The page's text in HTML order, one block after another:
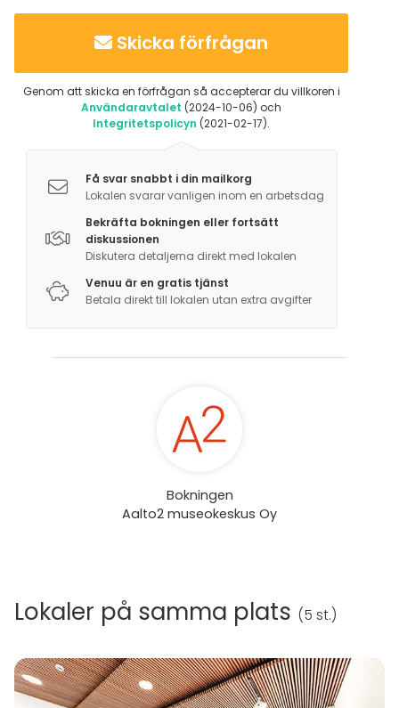
Skicka förfrågan
Genom att skicka en förfrågan så accepterar du villkoren i
Användaravtalet (2024-10-06) och
Integritetspolicyn (2021-02-17).
Få svar snabbt i din mailkorg
Lokalen svarar vanligen inom en arbetsdag
Bekräfta bokningen eller fortsätt
diskussionen
Diskutera detaljerna direkt med lokalen
Venuu är en gratis tjänst
Betala direkt till lokalen utan extra avgifter
Bokningen
Aalto2 museokeskus Oy
Lokaler på samma plats (5 st.)